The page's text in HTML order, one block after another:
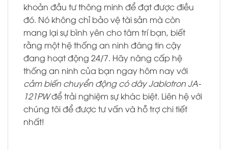
khoản đầu tư thông minh để đạt được điều
đó. Nó không chỉ bảo vệ tài sản mà còn
mang lại sự bình yên cho tâm trí bạn, biết
rằng một hệ thống an ninh đáng tin cậy
đang hoạt động 24/7. Hãy nâng cấp hệ
thống an ninh của bạn ngay hôm nay với
cảm biến chuyển động có dây Jablotron JA-
121PWđể trải nghiệm sự khác biệt. Liên hệ với
chúng tôi để được tư vấn và hỗ trợ chi tiết
nhất!